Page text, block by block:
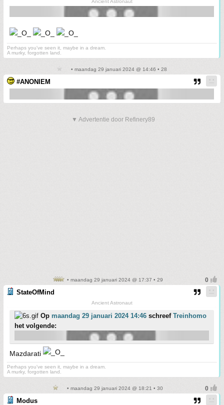
Ancient Astronaut
Perhaps you've seen it, maybe in a dream.
A murky, forgotten land.
• maandag 29 januari 2024 @ 14:46 • 28
#ANONIEM
▼ Advertentie door Refinery89
• maandag 29 januari 2024 @ 17:37 • 29
StateOfMind
Ancient Astronaut
Op maandag 29 januari 2024 14:46 schreef Treinhomo
het volgende:
Mazdarati
Perhaps you've seen it, maybe in a dream.
A murky, forgotten land.
• maandag 29 januari 2024 @ 18:21 • 30
Modus